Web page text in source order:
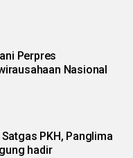
Perpres
Nasional
PKH, Panglima
hadir